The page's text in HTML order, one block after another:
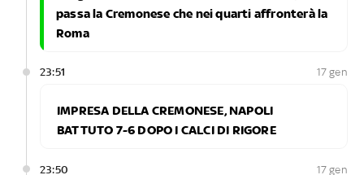
passa la Cremonese che nei quarti affronterà la
Roma
23:51 17 gen
IMPRESA DELLA CREMONESE, NAPOLI
BATTUTO 7-6 DOPO I CALCI DI RIGORE
23:50 17 gen